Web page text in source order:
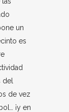
un
es
del
de vez
¡y en